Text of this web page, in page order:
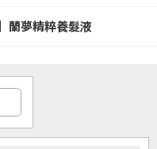
蘭夢精粹養髮液